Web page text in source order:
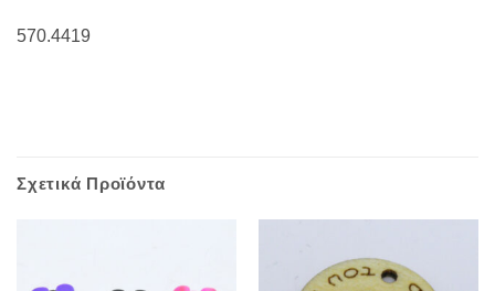
570.4419
Σχετικά Προϊόντα